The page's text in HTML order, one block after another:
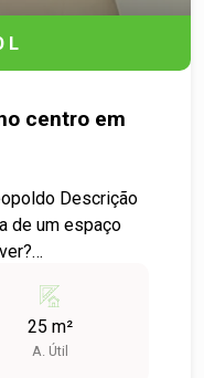
Venha
L
centro em
de São
é ideal
25 m²
A. Útil